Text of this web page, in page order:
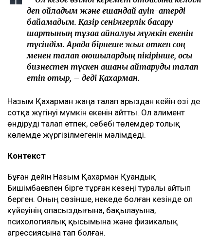
деп ойладым және ешқандай қауіп-қатерді
байқамадым. Қазір сенімгерлік басқару
шартының тұзаққа айналуы мүмкін екенін
түсіндім. Арада бірнеше жыл өткен соң
менен талап қоюшылардың пікірінше, осы
бизнестен түскен ақшаны қайтаруды талап
етіп отыр, – деді Қахарман.
Назым Қахарман жаңа талап арыздан кейін өзі де
сотқа жүгінуі мүмкін екенін айтты. Ол алимент
өндіруді талап етпек, себебі төлемдер толық
көлемде жүргізілмегенін мәлімдеді.
Контекст
Бұған дейін Назым Қахарман Қуандық
Бишімбаевпен бірге тұрған кезеңі туралы айтып
берген. Оның сөзінше, некеде болған кезінде ол
күйеуінің опасыздығына, бақылауына,
психологиялық қысымына және физикалық
агрессиясына тап болған.